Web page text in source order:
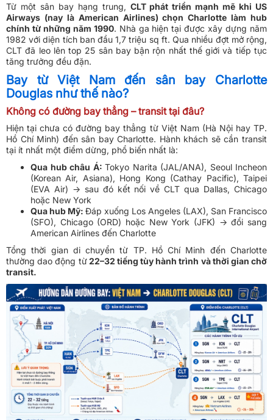
Từ một sân bay hạng trung, CLT phát triển mạnh mẽ khi US
Airways (nay là American Airlines) chọn Charlotte làm hub
chính từ những năm 1990. Nhà ga hiện tại được xây dựng năm
1982 với diện tích ban đầu 1,7 triệu sq ft. Qua nhiều đợt mở rộng,
CLT đã leo lên top 25 sân bay bận rộn nhất thế giới và tiếp tục
tăng trưởng đều đặn.
Bay từ Việt Nam đến sân bay Charlotte
Douglas như thế nào?
Không có đường bay thẳng – transit tại đâu?
Hiện tại chưa có đường bay thẳng từ Việt Nam (Hà Nội hay TP.
Hồ Chí Minh) đến sân bay Charlotte. Hành khách sẽ cần transit
tại ít nhất một điểm dừng, phổ biến nhất là:
Qua hub châu Á: Tokyo Narita (JAL/ANA), Seoul Incheon
(Korean Air, Asiana), Hong Kong (Cathay Pacific), Taipei
(EVA Air) → sau đó kết nối về CLT qua Dallas, Chicago
hoặc New York
Qua hub Mỹ: Đáp xuống Los Angeles (LAX), San Francisco
(SFO), Chicago (ORD) hoặc New York (JFK) → đổi sang
American Airlines đến Charlotte
Tổng thời gian di chuyển từ TP. Hồ Chí Minh đến Charlotte
thường dao động từ22–32 tiếng tùy hành trình và thời gian chờ
transit.